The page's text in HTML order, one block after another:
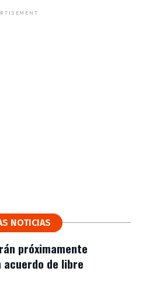
NOTICIAS
próximamente
de libre